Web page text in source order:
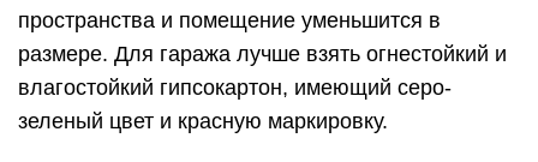
пространства и помещение уменьшится в
размере. Для гаража лучше взять огнестойкий и
влагостойкий гипсокартон, имеющий серо-
зеленый цвет и красную маркировку.